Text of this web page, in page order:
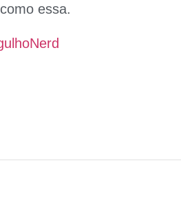
essa.